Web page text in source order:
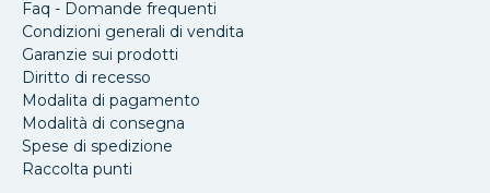
Faq - Domande frequenti
Condizioni generali di vendita
Garanzie sui prodotti
Diritto di recesso
Modalita di pagamento
Modalità di consegna
Spese di spedizione
Raccolta punti